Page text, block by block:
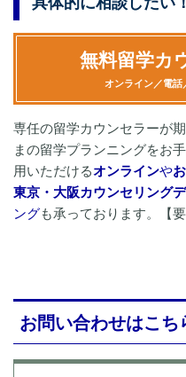
無料留学カ
オンライン／電話
専任の留学カウンセラーが
まの留学プランニングをお
用いただけるオンラインや
東京・大阪カウンセリング
ングも承っております。【要
お問い合わせはこち